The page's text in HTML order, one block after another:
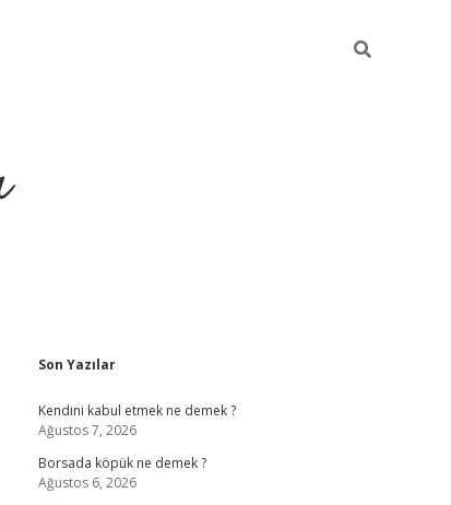
Sidebar
Son Yazılar
Kendini kabul etmek ne demek ?
Ağustos 7, 2026
Borsada köpük ne demek ?
Ağustos 6, 2026
betcihiltonbet giriş